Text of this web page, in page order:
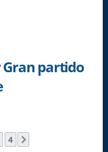
Gran partido
4